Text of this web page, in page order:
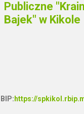
BIP: https://